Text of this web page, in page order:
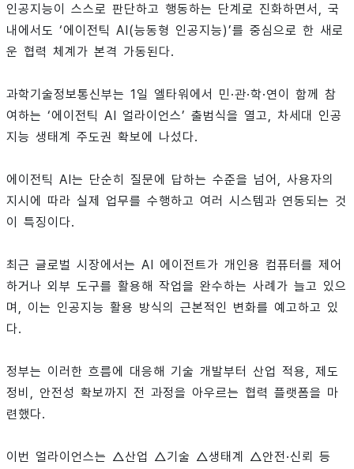
인공지능이 스스로 판단하고 행동하는 단계로 진화하면서, 국
내에서도 ‘에이전틱 AI(능동형 인공지능)’를 중심으로 한 새로
운 협력 체계가 본격 가동된다.
과학기술정보통신부는 1일 엘타워에서 민·관·학·연이 함께 참
여하는 ‘에이전틱 AI 얼라이언스’ 출범식을 열고, 차세대 인공
지능 생태계 주도권 확보에 나섰다.
에이전틱 AI는 단순히 질문에 답하는 수준을 넘어, 사용자의
지시에 따라 실제 업무를 수행하고 여러 시스템과 연동되는 것
이 특징이다.
최근 글로벌 시장에서는 AI 에이전트가 개인용 컴퓨터를 제어
하거나 외부 도구를 활용해 작업을 완수하는 사례가 늘고 있으
며, 이는 인공지능 활용 방식의 근본적인 변화를 예고하고 있
다.
정부는 이러한 흐름에 대응해 기술 개발부터 산업 적용, 제도
정비, 안전성 확보까지 전 과정을 아우르는 협력 플랫폼을 마
련했다.
이번 얼라이언스는 △산업 △기술 △생태계 △안전·신뢰 등